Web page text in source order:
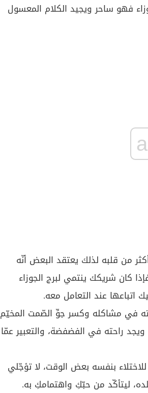
فهو ساحر ويجيد الكلام المعسول
من قلبه لذلك يعتقد البعض أنّه
كان شريكك ينتمي لبرج الجوزاء
اتباعها عند التعامل معه.
في مشاكله وكسر جوِّ الصّمت المخيّم
راحته في الفضفضة، والتعبير عمّا
بنفسه بعض الوقت، لا تؤجّلي
ليتأكّد من حبّكِ واهتمامكِ به.